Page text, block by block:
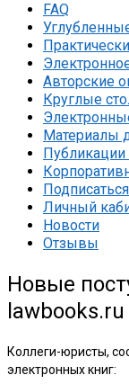
FAQ
Авторские
Круглые
Материалы
Публикации
Личный
Новости
Отзывы
Новые
lawbooks.ru
Коллеги-юристы,
электронных книг: